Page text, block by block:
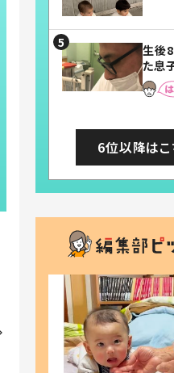
まら
れる」
生後
た息
後、
に書
6位以降はこ